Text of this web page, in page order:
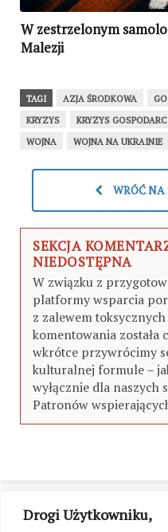
Drogi Użytkowniku,
W zestrzelonym
Malezji
TAGI AZJA ŚRODKOWA
KRYZYS
KRYZYS
WOJNA
WOJNA NA UKRAINIE
WRÓĆ
SEKCJA
NIEDOSTĘPNA
W związku z
platformy wsparcia
z zalewem
komentowania została
wkrótce przywrócimy
kulturalnej formule –
wyłącznie dla naszych
Patronów